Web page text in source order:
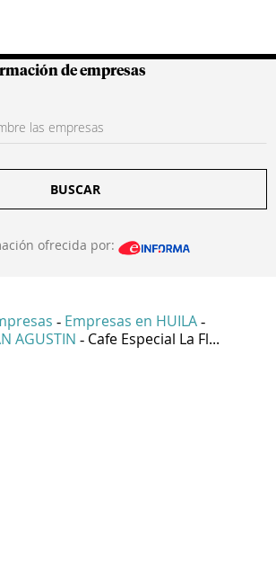
Colombianas
de empresas
BUSCAR
ofrecida por:
- Empresas en HUILA -
AGUSTIN - Cafe Especial La Fl...